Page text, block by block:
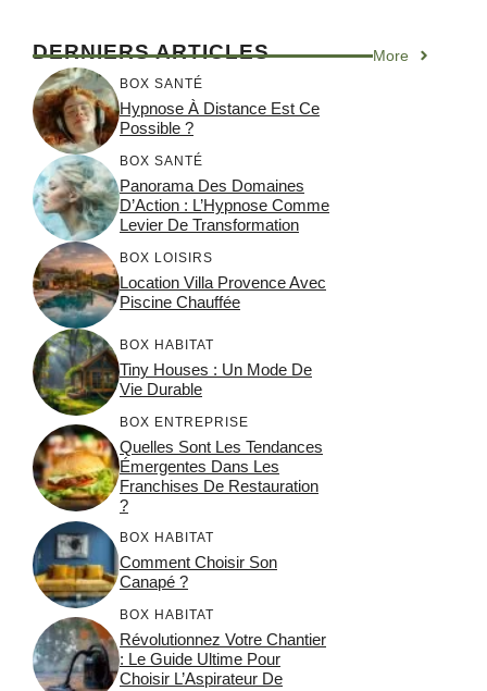
DERNIERS ARTICLES More
BOX SANTÉ
Hypnose À Distance Est Ce
Possible ?
BOX SANTÉ
Panorama Des Domaines
D’Action : L’Hypnose Comme
Levier De Transformation
BOX LOISIRS
Location Villa Provence Avec
Piscine Chauffée
BOX HABITAT
Tiny Houses : Un Mode De
Vie Durable
BOX ENTREPRISE
Quelles Sont Les Tendances
Émergentes Dans Les
Franchises De Restauration
?
BOX HABITAT
Comment Choisir Son
Canapé ?
BOX HABITAT
Révolutionnez Votre Chantier
: Le Guide Ultime Pour
Choisir L’Aspirateur De